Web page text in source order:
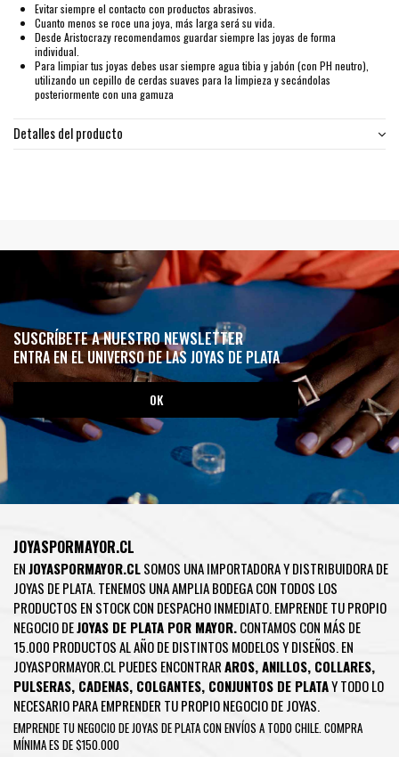
Evitar siempre el contacto con productos abrasivos.
Cuanto menos se roce una joya, más larga será su vida.
Desde Aristocrazy recomendamos guardar siempre las joyas de forma
individual.
Para limpiar tus joyas debes usar siempre agua tibia y jabón (con PH neutro),
utilizando un cepillo de cerdas suaves para la limpieza y secándolas
posteriormente con una gamuza
Detalles del producto
SUSCRÍBETE A NUESTRO NEWSLETTER
ENTRA EN EL UNIVERSO DE LAS JOYAS DE PLATA
JOYASPORMAYOR.CL
ENJOYASPORMAYOR.CLSOMOS UNA IMPORTADORA Y DISTRIBUIDORA DE
JOYAS DE PLATA. TENEMOS UNA AMPLIA BODEGA CON TODOS LOS
PRODUCTOS EN STOCK CON DESPACHO INMEDIATO. EMPRENDE TU PROPIO
NEGOCIO DEJOYAS DE PLATA POR MAYOR.CONTAMOS CON MÁS DE
15.000 PRODUCTOS AL AÑO DE DISTINTOS MODELOS Y DISEÑOS. EN
JOYASPORMAYOR.CL PUEDES ENCONTRARAROS,ANILLOS, COLLARES,
PULSERAS, CADENAS, COLGANTES, CONJUNTOS DE PLATAY TODO LO
NECESARIO PARA EMPRENDER TU PROPIO NEGOCIO DE JOYAS.
EMPRENDE TU NEGOCIO DE JOYAS DE PLATA CON ENVÍOS A TODO CHILE. COMPRA
MÍNIMA ES DE $150.000